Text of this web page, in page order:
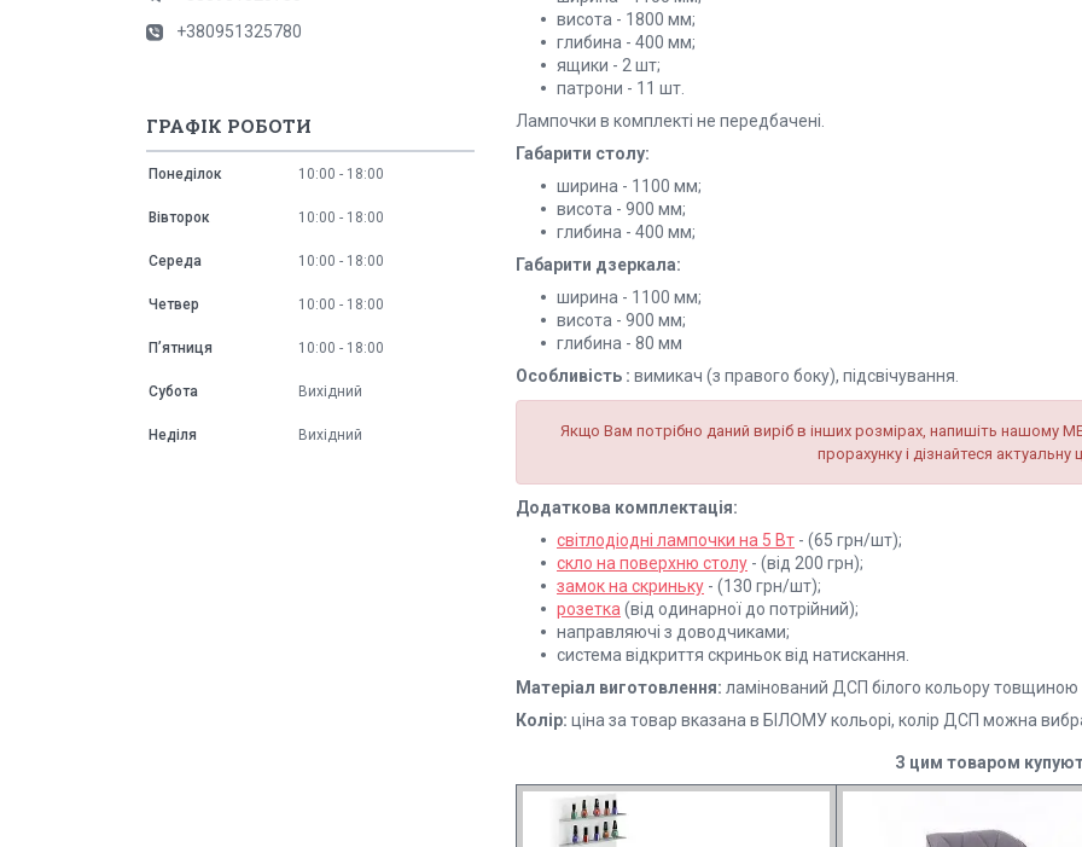
висота - 1800 мм;
глибина - 400 мм;
ящики - 2 шт;
патрони - 11 шт.
Лампочки в комплекті не передбачені.
Габарити столу:
ширина - 1100 мм;
висота - 900 мм;
глибина - 400 мм;
Габарити дзеркала:
ширина - 1100 мм;
висота - 900 мм;
глибина - 80 мм
Особливість : вимикач (з правого боку), підсвічування.
Якщо Вам потрібно даний виріб в інших розмірах, напишіть нашому
прорахунку і дізнайтеся актуальну
Додаткова комплектація:
світлодіодні лампочки на 5 Вт - (65 грн/шт);
скло на поверхню столу - (від 200 грн);
замок на скриньку - (130 грн/шт);
розетка (від одинарної до потрійний);
направляючі з доводчиками;
система відкриття скриньок від натискання.
Матеріал виготовлення: ламінований ДСП білого кольору
Колір: ціна за товар вказана в БІЛОМУ кольорі, колір ДСП можна
З цим товаром
+380951325780
ГРАФІК РОБОТИ
Понеділок 10:00 18:00
Вівторок 10:00 18:00
Середа 10:00 18:00
Четвер 10:00 18:00
Пʼятниця 10:00 18:00
Субота Вихідний
Неділя Вихідний